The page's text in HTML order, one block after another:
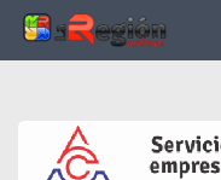
Saltar al contenido